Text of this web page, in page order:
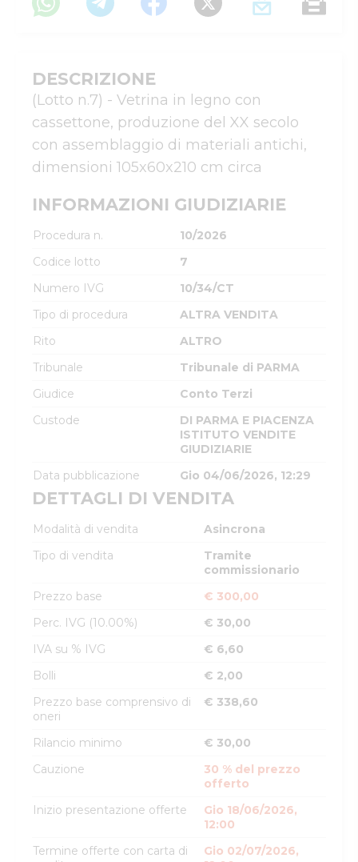
DESCRIZIONE
(Lotto n.7) - Vetrina in legno con
cassettone, produzione del XX secolo
con assemblaggio di materiali antichi,
dimensioni 105x60x210 cm circa
INFORMAZIONI GIUDIZIARIE
Procedura n.
10/2026
Codice lotto
7
Numero IVG
10/34/CT
Tipo di procedura
ALTRA VENDITA
Rito
ALTRO
Tribunale
Tribunale di PARMA
Giudice
Conto Terzi
Custode
DI PARMA E PIACENZA
ISTITUTO VENDITE
GIUDIZIARIE
Data pubblicazione
Gio 04/06/2026, 12:29
DETTAGLI DI VENDITA
Modalità di vendita
Asincrona
Tipo di vendita
Tramite
commissionario
Prezzo base
€ 300,00
Perc. IVG (10.00%)
€ 30,00
IVA su % IVG
€ 6,60
Bolli
€ 2,00
Prezzo base comprensivo di
oneri
€ 338,60
Rilancio minimo
€ 30,00
Cauzione
30 % del prezzo
offerto
Inizio presentazione offerte
Gio 18/06/2026,
12:00
Termine offerte con carta di
Gio 02/07/2026,